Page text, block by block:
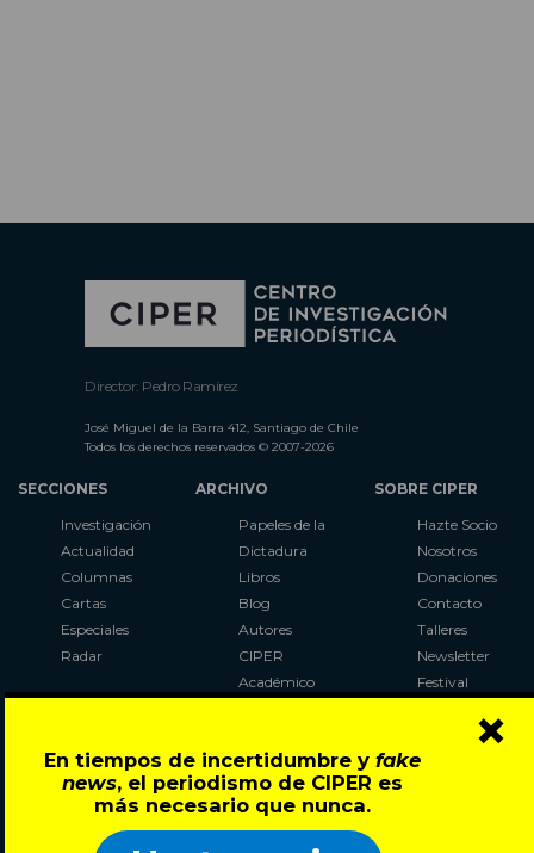
En tiempos de incertidumbre y fake
news, el periodismo de CIPER es
más necesario que nunca.
×
Director: Pedro Ramírez
José Miguel de la Barra 412, Santiago de Chile
Todos los derechos reservados © 2007-2026
SECCIONES
Investigación
Actualidad
Columnas
Cartas
Especiales
Radar
ARCHIVO
Papeles de la
Dictadura
Libros
Blog
Autores
CIPER
Académico
Al Plebiscito
con CIPER
SOBRE CIPER
Hazte Socio
Nosotros
Donaciones
Contacto
Talleres
Newsletter
Festival